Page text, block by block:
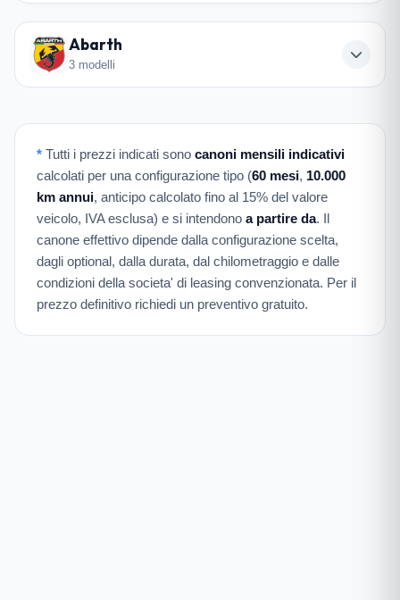
Abarth
3 modelli
* Tutti i prezzi indicati sono canoni mensili indicativi
calcolati per una configurazione tipo (60 mesi, 10.000
km annui, anticipo calcolato fino al 15% del valore
veicolo, IVA esclusa) e si intendono a partire da. Il
canone effettivo dipende dalla configurazione scelta,
dagli optional, dalla durata, dal chilometraggio e dalle
condizioni della societa' di leasing convenzionata. Per il
prezzo definitivo richiedi un preventivo gratuito.